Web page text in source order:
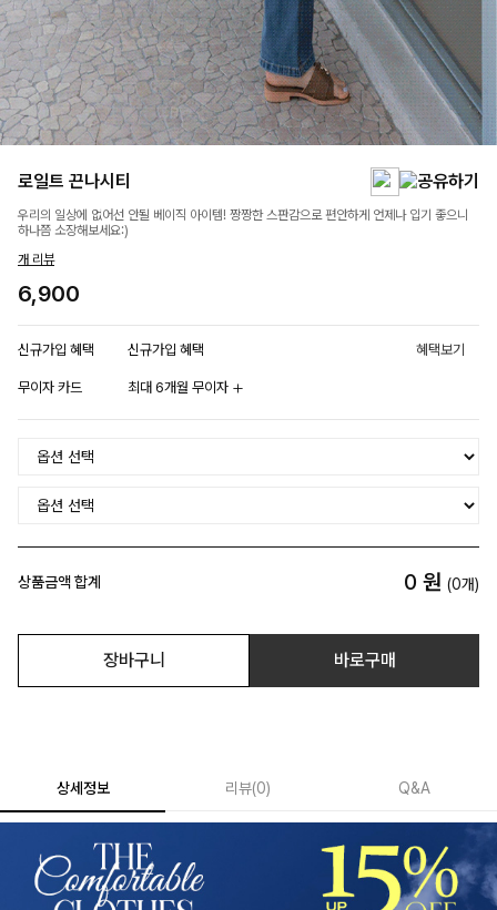
로일트 끈나시티
우리의 일상에 없어선 안될 베이직 아이템! 짱짱한 스판감으로 편안하게 언제나 입기 좋으니
하나쯤 소장해보세요:)
개 리뷰
6,900
신규가입 혜택 신규가입 혜택 혜택보기
무이자 카드 최대 6개월 무이자
상품금액 합계 0 원 (0개)
장바구니 바로구매
상세정보 리뷰(0) Q&A